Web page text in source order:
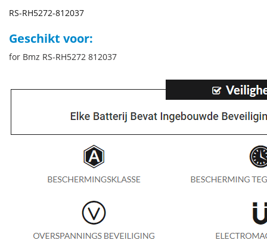
RS-RH5272-812037
Geschikt voor:
for Bmz RS-RH5272 812037